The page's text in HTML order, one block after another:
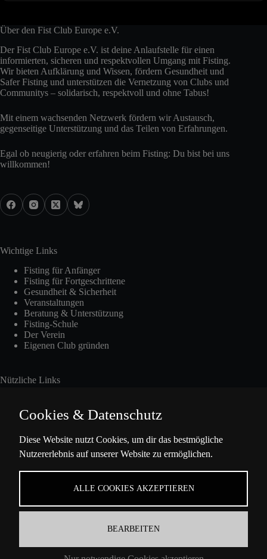
Über den Fist Club Europe e.V.
Der Fist Club Europe e.V. ist deine Anlaufstelle für einen
informierten, sicheren und respektvollen Umgang mit Fisting.
Wir bieten Aufklärung und Wissen, fördern Gesundheit und
Safer Fisting und unterstützen die Vernetzung von Clubs und
Communitys – solidarisch, respektvoll und ohne Tabus!
Mit einem wachsenden Netzwerk fördern wir Austausch,
gegenseitige Unterstützung und das Teilen von Erfahrungen.
Egal ob neugierig oder erfahren beim Fisting: Du bist bei uns
willkommen!
Wichtige Links
Fisting für Anfänger
Fisting für Fortgeschrittene
Gesundheit & Sicherheit
Veranstaltungen
Beratung & Unterstützung
Fisting-Schule
Der Verein
Eigenen Club gründen
Nützliche Links
Presse
Über Uns
Cookies & Datenschutz
Diese Website nutzt Cookies, um dir das bestmögliche
Nutzererlebnis auf unserer Website zu ermöglichen.
ALLE COOKIES AKZEPTIEREN
BEARBEITEN